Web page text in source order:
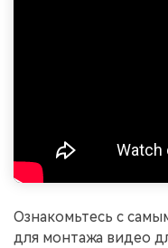
Ознакомьтесь с
для монтажа видео